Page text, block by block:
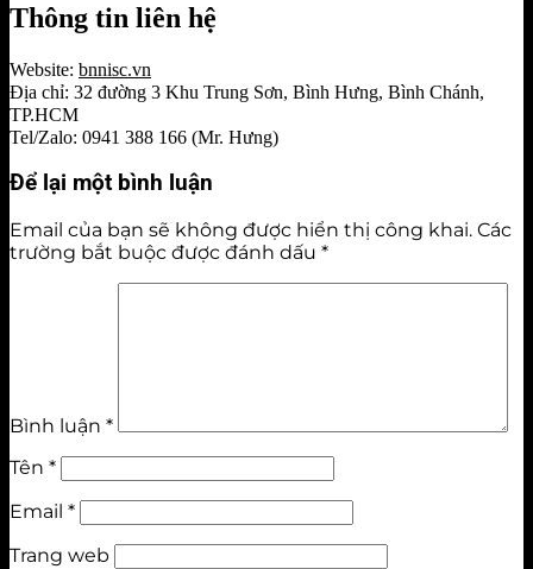
Thông tin liên hệ
Website: bnnisc.vn
Địa chỉ: 32 đường 3 Khu Trung Sơn, Bình Hưng, Bình Chánh,
TP.HCM
Tel/Zalo: 0941 388 166 (Mr. Hưng)
Để lại một bình luận
Email của bạn sẽ không được hiển thị công khai. Các
trường bắt buộc được đánh dấu *
Bình luận *
Tên *
Email *
Trang web